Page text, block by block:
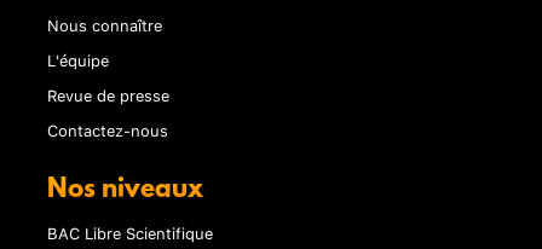
Nous connaître
L'équipe
Revue de presse
Contactez-nous
Nos niveaux
BAC Libre Scientifique